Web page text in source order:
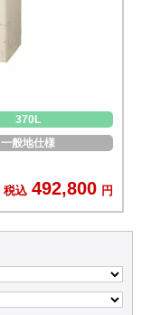
370L
一般地仕様
税込 492,800 円